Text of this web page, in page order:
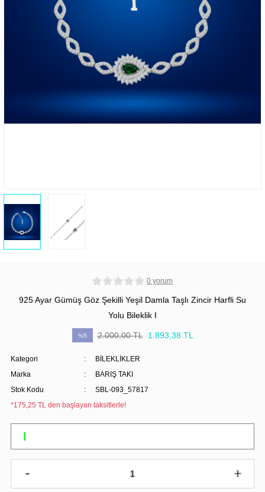
0 yorum
925 Ayar Gümüş Göz Şekilli Yeşil Damla Taşlı Zincir Harfli Su
Yolu Bileklik I
%5 2.000,00 TL 1.893,38 TL
Kategori
BİLEKLİKLER
Marka
BARIŞ TAKI
Stok Kodu
SBL-093_57817
*175,25 TL den başlayan taksitlerle!